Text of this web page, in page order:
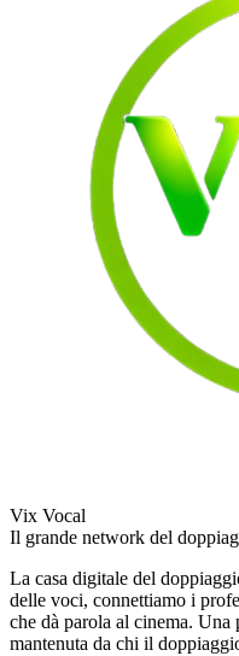
Vix Vocal
Il grande network del
La casa digitale del
delle voci, connettiamo i
che dà parola al cinema. Una
mantenuta da chi il